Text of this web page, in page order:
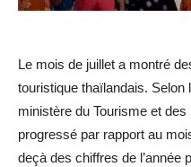
Le mois de juillet a montré
touristique thaïlandais. Selon
ministère du Tourisme et
progressé par rapport au
deçà des chiffres de l’année